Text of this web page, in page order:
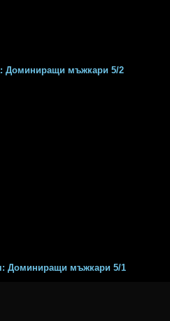
Доминиращи мъжкари 5/2
Доминиращи мъжкари 5/1